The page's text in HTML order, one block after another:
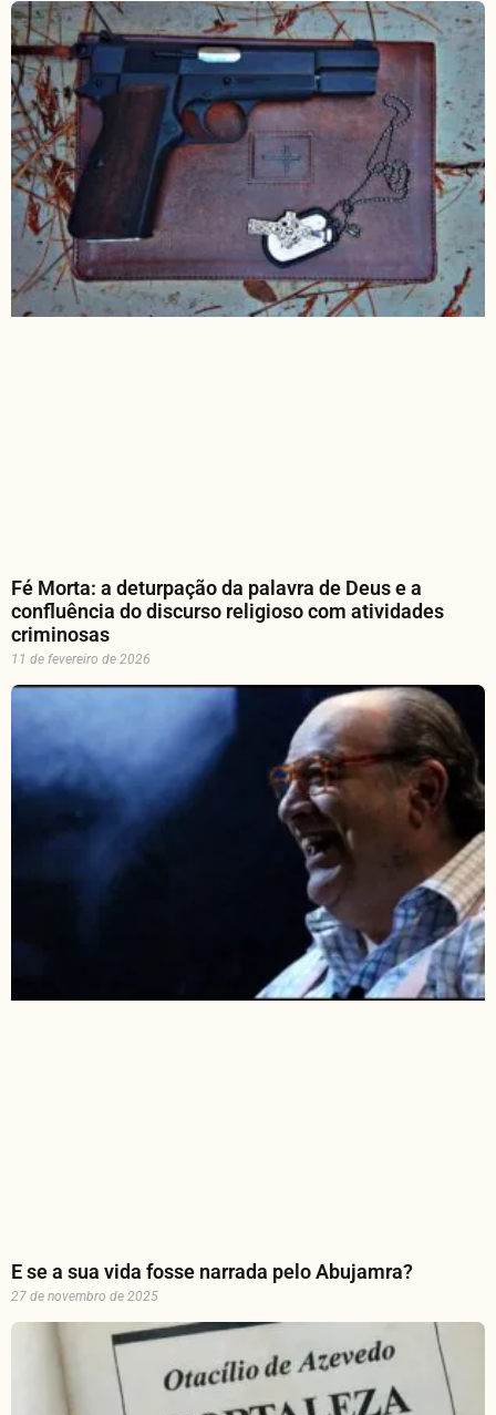
Fé Morta: a deturpação da palavra de Deus e a
confluência do discurso religioso com atividades
criminosas
11 de fevereiro de 2026
E se a sua vida fosse narrada pelo Abujamra?
27 de novembro de 2025